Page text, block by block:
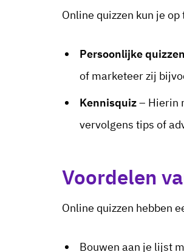
Online quizzen kun je
Persoonlijke quizzen
of marketeer zij
Kennisquiz– Hierin
vervolgens tips of
Voordelen
Online quizzen hebben
Bouwen aan je lijst